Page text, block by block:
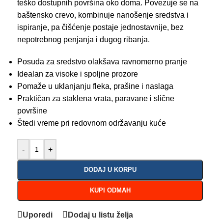
teško dostupnih površina oko doma. Povezuje se na
baštensko crevo, kombinuje nanošenje sredstva i
ispiranje, pa čišćenje postaje jednostavnije, bez
nepotrebnog penjanja i dugog ribanja.
Posuda za sredstvo olakšava ravnomerno pranje
Idealan za visoke i spoljne prozore
Pomaže u uklanjanju fleka, prašine i naslaga
Praktičan za staklena vrata, paravane i slične
površine
Štedi vreme pri redovnom održavanju kuće
- +
DODAJ U KORPU
KUPI ODMAH
Uporedi Dodaj u listu želja